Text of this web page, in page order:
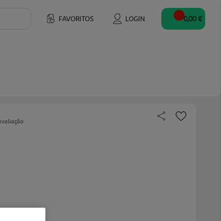
FAVORITOS LOGIN 0,00 €